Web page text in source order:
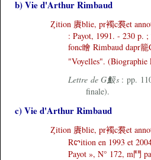
b) Vie d'Arthur Rimbaud
Ȥition 賡blie, pr襡c裠et
: Payot, 1991. - 230 p.
fonc瞺 Rimbaud dapr
"Voyelles". (Biographie
Lettre de G魥s: pp.
finale).
c) Vie d'Arthur Rimbaud
Ȥition 賡blie, pr襡c裠et
Rꨤition en 1993 et
Payot », N° 172, m鬥